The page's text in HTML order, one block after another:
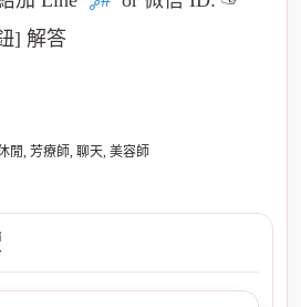
] 解答
閒, 芳療師, 聊天, 美容師